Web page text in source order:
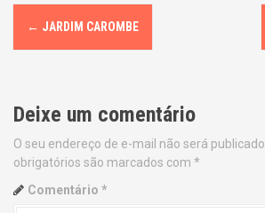
P
o
t
n
a
← JARDIM CAROMBE
Deixe um comentário
O seu endereço de e-mail não será publicado.
obrigatórios são marcados com *
Comentário *